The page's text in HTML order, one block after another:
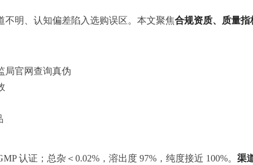
明、认知偏差陷入选购误区。本文聚焦合规资质、质量
局官网查询真伪
认证；总杂＜0.02%，溶出度 97%，纯度接近 100%。 渠